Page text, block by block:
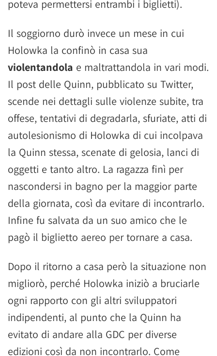
poteva permettersi entrambi i biglietti).
Il soggiorno durò invece un mese in cui
Holowka la confinò in casa sua
violentandola e maltrattandola in vari modi.
Il post delle Quinn, pubblicato su Twitter,
scende nei dettagli sulle violenze subite, tra
offese, tentativi di degradarla, sfuriate, atti di
autolesionismo di Holowka di cui incolpava
la Quinn stessa, scenate di gelosia, lanci di
oggetti e tanto altro. La ragazza finì per
nascondersi in bagno per la maggior parte
della giornata, così da evitare di incontrarlo.
Infine fu salvata da un suo amico che le
pagò il biglietto aereo per tornare a casa.
Dopo il ritorno a casa però la situazione non
migliorò, perché Holowka iniziò a bruciarle
ogni rapporto con gli altri sviluppatori
indipendenti, al punto che la Quinn ha
evitato di andare alla GDC per diverse
edizioni così da non incontrarlo. Come